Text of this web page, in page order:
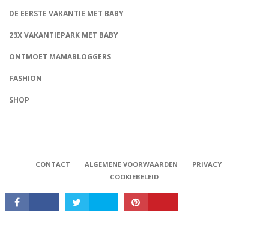
DE EERSTE VAKANTIE MET BABY
23X VAKANTIEPARK MET BABY
ONTMOET MAMABLOGGERS
FASHION
SHOP
CONTACT ALGEMENE VOORWAARDEN
PRIVACY
COOKIEBELEID
Babystraatje.nl, Copyright © 2019